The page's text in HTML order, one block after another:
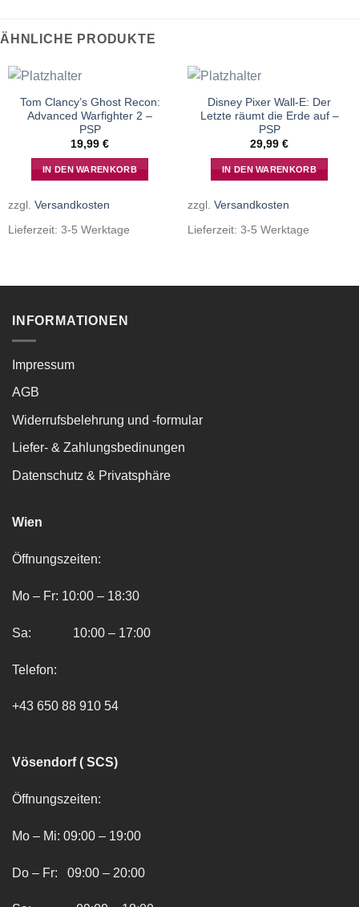
ÄHNLICHE PRODUKTE
Tom Clancy’s Ghost Recon:
Advanced Warfighter 2 –
PSP
19,99 €
IN DEN WARENKORB
zzgl. Versandkosten
Lieferzeit: 3-5 Werktage
Disney Pixer Wall-E: Der
Letzte räumt die Erde auf –
PSP
29,99 €
IN DEN WARENKORB
zzgl. Versandkosten
Lieferzeit: 3-5 Werktage
INFORMATIONEN
Impressum
AGB
Widerrufsbelehrung und -formular
Liefer- & Zahlungsbedinungen
Datenschutz & Privatsphäre
Wien
Öffnungszeiten:
Mo – Fr: 10:00 – 18:30
Sa: 10:00 – 17:00
Telefon:
+43 650 88 910 54
Vösendorf ( SCS)
Öffnungszeiten:
Mo – Mi: 09:00 – 19:00
Do – Fr: 09:00 – 20:00